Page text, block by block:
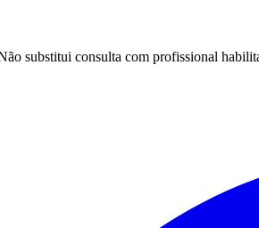
substitui consulta com profissional